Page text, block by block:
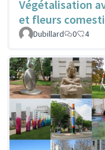
Végétalisation
et fleurs
Dubillard
0 4